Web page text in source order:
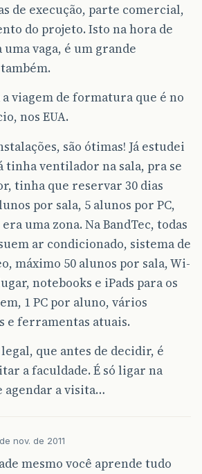
de execução, parte comercial,
do projeto. Isto na hora de
vaga, é um grande
a viagem de formatura que é no
nos EUA.
são ótimas! Já estudei
tinha ventilador na sala, pra se
tinha que reservar 30 dias
por sala, 5 alunos por PC,
uma zona. Na BandTec, todas
ar condicionado, sistema de
máximo 50 alunos por sala, Wi-
notebooks e iPads para os
1 PC por aluno, vários
e ferramentas atuais.
que antes de decidir, é
a faculdade. É só ligar na
agendar a visita…
nov. de 2011
mesmo você aprende tudo